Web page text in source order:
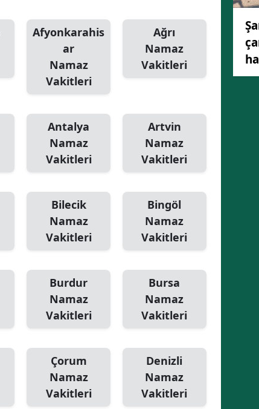
Afyonkarahis
ar
Namaz
Vakitleri
Ağrı
Namaz
Vakitleri
Antalya
Namaz
Vakitleri
Artvin
Namaz
Vakitleri
Bilecik
Namaz
Vakitleri
Bingöl
Namaz
Vakitleri
Burdur
Namaz
Vakitleri
Bursa
Namaz
Vakitleri
Çorum
Namaz
Vakitleri
Denizli
Namaz
Vakitleri